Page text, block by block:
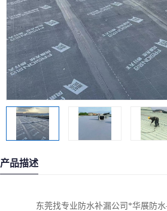
产品描述
东莞找专业防水补漏公司*华展防